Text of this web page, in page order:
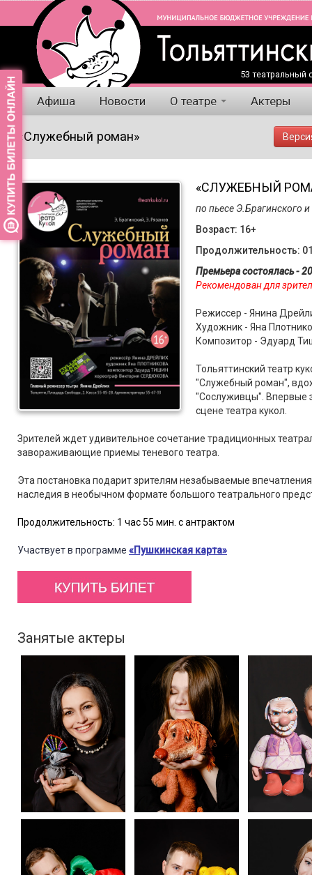
53 театральный
Афиша Новости О театре Актеры
«Служебный роман»
«СЛУЖЕБНЫЙ
по пьесе Э.Брагинского
Возраст: 16+
Продолжительность:
Премьера состоялась -
Рекомендован для
Режиссер - Янина
Художник - Яна
Композитор - Эдуард
Тольяттинский театр
"Служебный роман",
"Сослуживцы". Впервые
сцене театра кукол.
Зрителей ждет удивительное сочетание традиционных
завораживающие приемы теневого театра.
Эта постановка подарит зрителям незабываемые
наследия в необычном формате большого театрального
Продолжительность: 1 час 55 мин. с антрактом
Участвует в программе «Пушкинская карта»
Занятые актеры